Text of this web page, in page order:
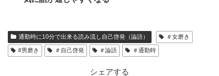
通勤時に10分で出来る読み流し自己啓発（論語）
＃女磨き
#男磨き
＃自己啓発 ＃論語 ＃通勤時
シェアする